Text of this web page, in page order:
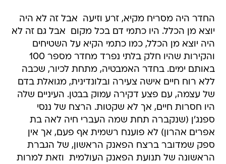
החדר היה מסריח מקיא, זרע וזיעה  אבל זה לא היה
יוצא מן הכלל. היו כתמי דם בכל מקום  אבל גם זה לא
היה יוצא מן הכלל, כמו כתמי הקיא על השטיחים
והקירות שהיו חלק בלתי נפרד מחדר מספר 100
באותם ימים. בחדר האמבטיה, מתחת לכיור, שכבה
ללא רוח חיים אישה צעירה ובלונדינית, מגואלת בדם
של עצמה, עם פצע דקירה עמוק בבטן. העיניים שלה
היו חסרות חיים, אך לא שקטות. הרצח של ננסי
ספנג'ן (שנקברה תחת שמה העברי חיה לאה בת
אפרים אהרון) לא פוענח רשמית אף פעם, אך אין
ספק שמדובר ברצח הפאנק הראשון, של הגברת
הראשונה של תנועת הפאנק העולמית  וזאת למרות